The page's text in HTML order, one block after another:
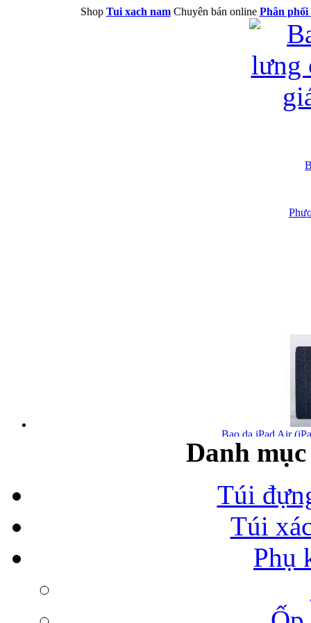
Shop Tui xach namChuyên bán online Phân phối
Bao da iPad Air
Bao da iPad Air
Danh
Túi
Túi
Phụ